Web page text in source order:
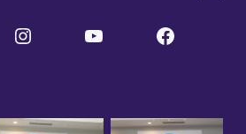
InstagramYouTube